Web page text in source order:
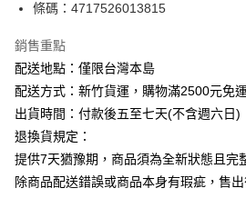
ATM付款
運送方式
下單前請先詢問庫存
每筆NT$130，滿NT$2,500(含以上)免運
條碼：4717526013815
銷售重點
配送地點：僅限台灣本島
配送方式：新竹貨運，購物滿2500元免
出貨時間：付款後五至七天(不含週六日)
退換貨規定：
提供7天猶豫期，商品須為全新狀態且完
除商品配送錯誤或商品本身有瑕疵，售